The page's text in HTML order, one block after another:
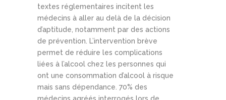
textes réglementaires incitent les
médecins à aller au delà de la décision
d’aptitude, notamment par des actions
de prévention. L’intervention brève
permet de réduire les complications
liées à l’alcool chez les personnes qui
ont une consommation d’alcool à risque
mais sans dépendance. 70% des